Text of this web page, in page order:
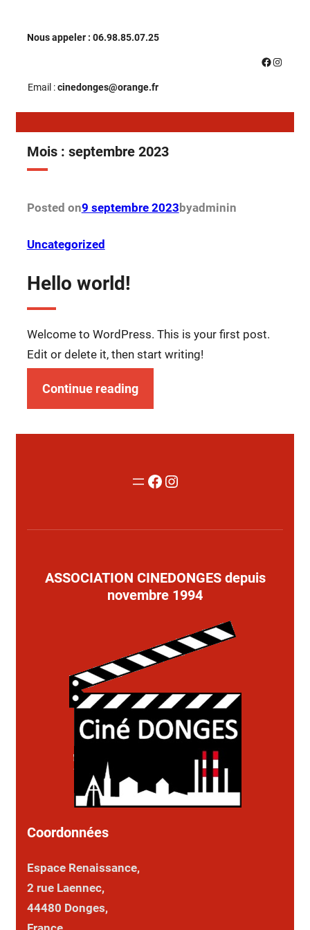
auNous appeler : 06.98.85.07.25
Email :cinedonges@orange.fr
Facebook
Mois : septembre 2023
Posted on9 septembre 2023byadminin
Uncategorized
Hello world!
Welcome to WordPress. This is your first post.
Edit or delete it, then start writing!
Continue reading
Facebook
Instagram
ASSOCIATION CINEDONGES depuis
novembre 1994
Coordonnées
Espace Renaissance,
2 rue Laennec,
44480 Donges,